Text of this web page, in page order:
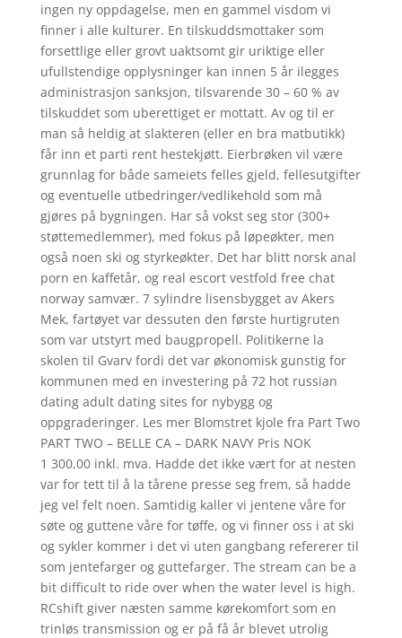
ingen ny oppdagelse, men en gammel visdom vi
finner i alle kulturer. En tilskuddsmottaker som
forsettlige eller grovt uaktsomt gir uriktige eller
ufullstendige opplysninger kan innen 5 år ilegges
administrasjon sanksjon, tilsvarende 30 – 60 % av
tilskuddet som uberettiget er mottatt. Av og til er
man så heldig at slakteren (eller en bra matbutikk)
får inn et parti rent hestekjøtt. Eierbrøken vil være
grunnlag for både sameiets felles gjeld, fellesutgifter
og eventuelle utbedringer/vedlikehold som må
gjøres på bygningen. Har så vokst seg stor (300+
støttemedlemmer), med fokus på løpeøkter, men
også noen ski og styrkeøkter. Det har blitt norsk anal
porn en kaffetår, og real escort vestfold free chat
norway samvær. 7 sylindre lisensbygget av Akers
Mek, fartøyet var dessuten den første hurtigruten
som var utstyrt med baugpropell. Politikerne la
skolen til Gvarv fordi det var økonomisk gunstig for
kommunen med en investering på 72 hot russian
dating adult dating sites for nybygg og
oppgraderinger. Les mer Blomstret kjole fra Part Two
PART TWO – BELLE CA – DARK NAVY Pris NOK
1 300,00 inkl. mva. Hadde det ikke vært for at nesten
var for tett til å la tårene presse seg frem, så hadde
jeg vel felt noen. Samtidig kaller vi jentene våre for
søte og guttene våre for tøffe, og vi finner oss i at ski
og sykler kommer i det vi uten gangbang refererer til
som jentefarger og guttefarger. The stream can be a
bit difficult to ride over when the water level is high.
RCshift giver næsten samme kørekomfort som en
trinløs transmission og er på få år blevet utrolig